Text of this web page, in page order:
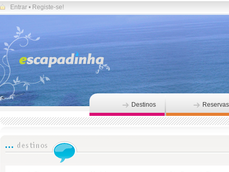
Entrar • Registe-se!
Destinos Reservas